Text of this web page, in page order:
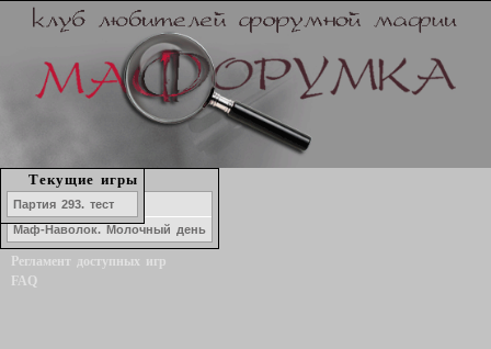
История игр
Форум
Статистика игроков
Регламент доступных игр
FAQ
Набор в игру
Озеро ЛжеКомо
Маф-Наволок. Молочный день
Текущие игры
Партия 293. тест